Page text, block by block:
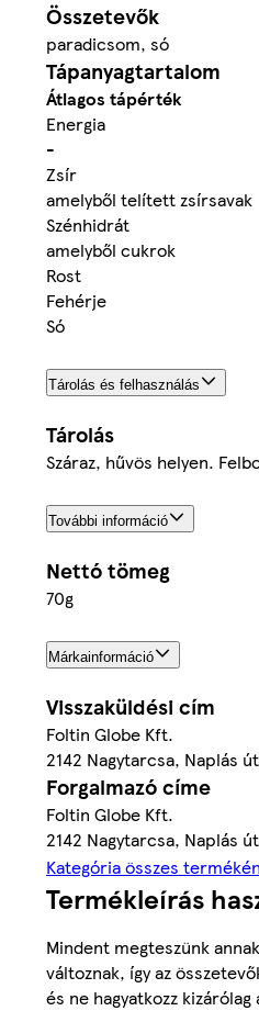
Összetevők
paradicsom, só
Tápanyagtartalom
Átlagos tápérték
Energia
-
Zsír
amelyből telített zsírsavak
Szénhidrát
amelyből cukrok
Rost
Fehérje
Só
Tárolás és felhasználás
Tárolás
Száraz, hűvös helyen.
További információ
Nettó tömeg
70g
Márkainformáció
Visszaküldési cím
Foltin Globe Kft.
2142 Nagytarcsa, Naplás
Forgalmazó címe
Foltin Globe Kft.
2142 Nagytarcsa, Naplás
Kategória összes
Termékleírás
Mindent megteszünk
változnak, így az
és ne hagyatkozz